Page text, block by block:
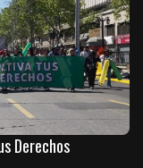
Derechos